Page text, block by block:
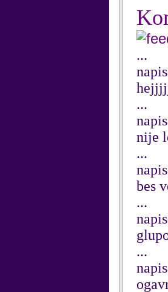
...
...
nije
...
bes
...
...